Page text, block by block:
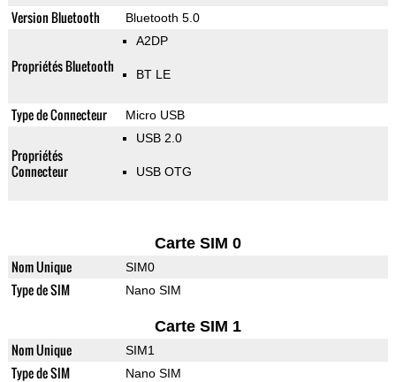
Version Bluetooth Bluetooth 5.0
Propriétés Bluetooth
A2DP
BT LE
Type de Connecteur Micro USB
Propriétés
Connecteur
USB 2.0
USB OTG
Carte SIM 0
Nom Unique SIM0
Type de SIM Nano SIM
Carte SIM 1
Nom Unique SIM1
Type de SIM Nano SIM